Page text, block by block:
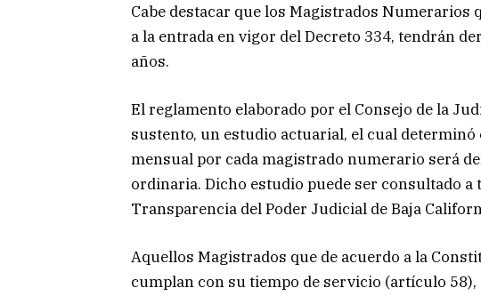
Cabe destacar que los Magistrados
a la entrada en vigor del Decreto 334, tendrán
años.
El reglamento elaborado por el Consejo de la
sustento, un estudio actuarial, el cual
mensual por cada magistrado numerario será
ordinaria. Dicho estudio puede ser consultado a
Transparencia del Poder Judicial de Baja
Aquellos Magistrados que de acuerdo a la
cumplan con su tiempo de servicio (artículo